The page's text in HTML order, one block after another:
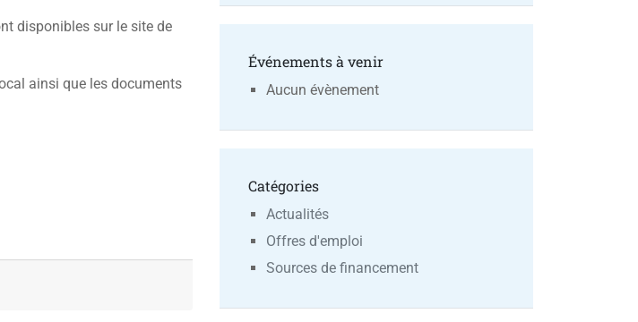
disponibles sur le site de
ainsi que les documents
Événements à venir
Aucun évènement
Catégories
Actualités
Offres d'emploi
Sources de financement